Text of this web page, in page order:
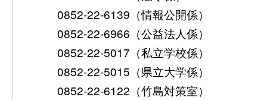
0852-22-6139（情報公開係）
0852-22-6966（公益法人係）
0852-22-5017（私立学校係）
0852-22-5015（県立大学係）
0852-22-6122（竹島対策室）